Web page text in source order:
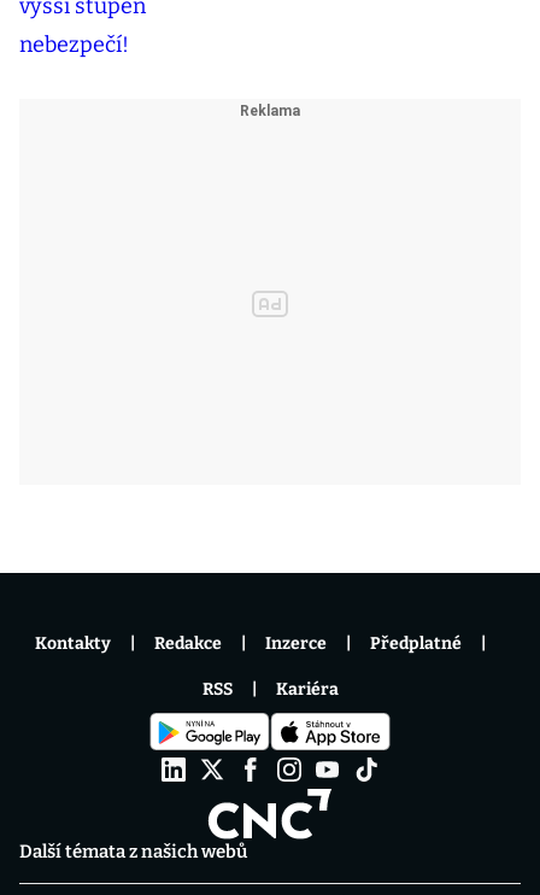
Další témata z našich webů
Kontakty Redakce Inzerce Předplatné
RSS Kariéra